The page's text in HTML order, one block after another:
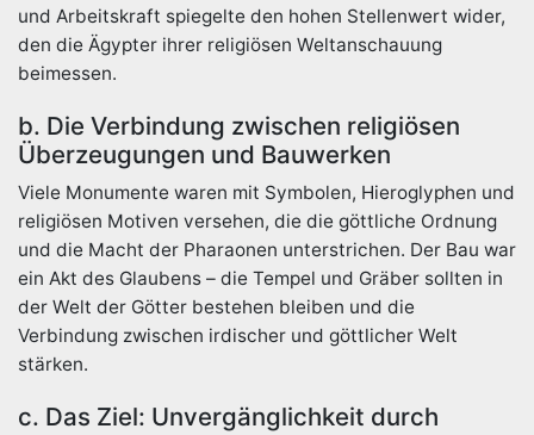
und Arbeitskraft spiegelte den hohen Stellenwert wider,
den die Ägypter ihrer religiösen Weltanschauung
beimessen.
b. Die Verbindung zwischen religiösen
Überzeugungen und Bauwerken
Viele Monumente waren mit Symbolen, Hieroglyphen und
religiösen Motiven versehen, die die göttliche Ordnung
und die Macht der Pharaonen unterstrichen. Der Bau war
ein Akt des Glaubens – die Tempel und Gräber sollten in
der Welt der Götter bestehen bleiben und die
Verbindung zwischen irdischer und göttlicher Welt
stärken.
c. Das Ziel: Unvergänglichkeit durch